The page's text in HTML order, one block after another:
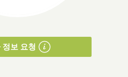
정보 요청